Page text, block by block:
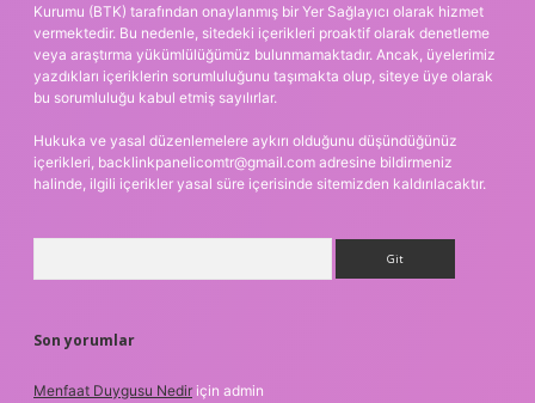
Kurumu (BTK) tarafından onaylanmış bir Yer Sağlayıcı olarak hizmet
vermektedir. Bu nedenle, sitedeki içerikleri proaktif olarak denetleme
veya araştırma yükümlülüğümüz bulunmamaktadır. Ancak, üyelerimiz
yazdıkları içeriklerin sorumluluğunu taşımakta olup, siteye üye olarak
bu sorumluluğu kabul etmiş sayılırlar.
Hukuka ve yasal düzenlemelere aykırı olduğunu düşündüğünüz
içerikleri, backlinkpanelicomtr@gmail.com adresine bildirmeniz
halinde, ilgili içerikler yasal süre içerisinde sitemizden kaldırılacaktır.
Son yorumlar
Menfaat Duygusu Nedir için admin